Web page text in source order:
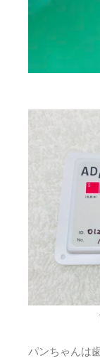
パンちゃんは